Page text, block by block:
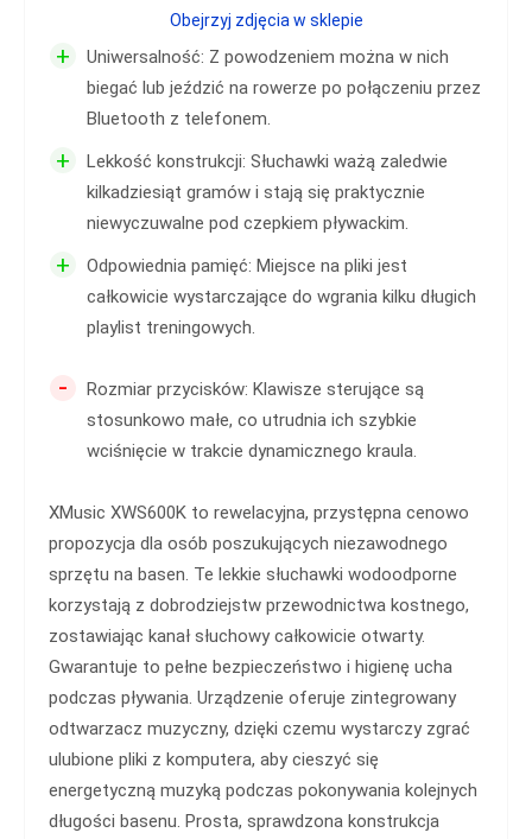
+
Uniwersalność: Z powodzeniem można w nich
biegać lub jeździć na rowerze po połączeniu przez
Bluetooth z telefonem.
+
Lekkość konstrukcji: Słuchawki ważą zaledwie
kilkadziesiąt gramów i stają się praktycznie
niewyczuwalne pod czepkiem pływackim.
+
Odpowiednia pamięć: Miejsce na pliki jest
całkowicie wystarczające do wgrania kilku długich
playlist treningowych.
-
Rozmiar przycisków: Klawisze sterujące są
stosunkowo małe, co utrudnia ich szybkie
wciśnięcie w trakcie dynamicznego kraula.
XMusic XWS600K to rewelacyjna, przystępna cenowo
propozycja dla osób poszukujących niezawodnego
sprzętu na basen. Te lekkie słuchawki wodoodporne
korzystają z dobrodziejstw przewodnictwa kostnego,
zostawiając kanał słuchowy całkowicie otwarty.
Gwarantuje to pełne bezpieczeństwo i higienę ucha
podczas pływania. Urządzenie oferuje zintegrowany
odtwarzacz muzyczny, dzięki czemu wystarczy zgrać
ulubione pliki z komputera, aby cieszyć się
energetyczną muzyką podczas pokonywania kolejnych
długości basenu. Prosta, sprawdzona konstrukcja
Obejrzyj zdjęcia w sklepie